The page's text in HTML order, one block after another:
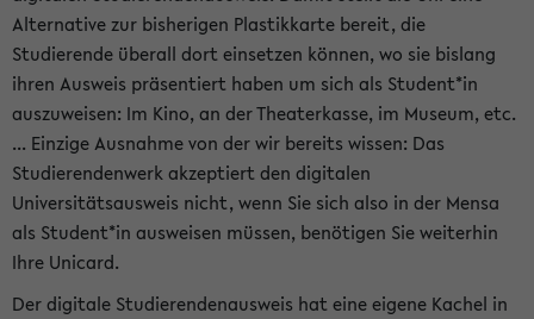
Alternative zur bisherigen Plastikkarte bereit, die
Studierende überall dort einsetzen können, wo sie bislang
ihren Ausweis präsentiert haben um sich als Student*in
auszuweisen: Im Kino, an der Theaterkasse, im Museum, etc.
... Einzige Ausnahme von der wir bereits wissen: Das
Studierendenwerk akzeptiert den digitalen
Universitätsausweis nicht, wenn Sie sich also in der Mensa
als Student*in ausweisen müssen, benötigen Sie weiterhin
Ihre Unicard.
Der digitale Studierendenausweis hat eine eigene Kachel in